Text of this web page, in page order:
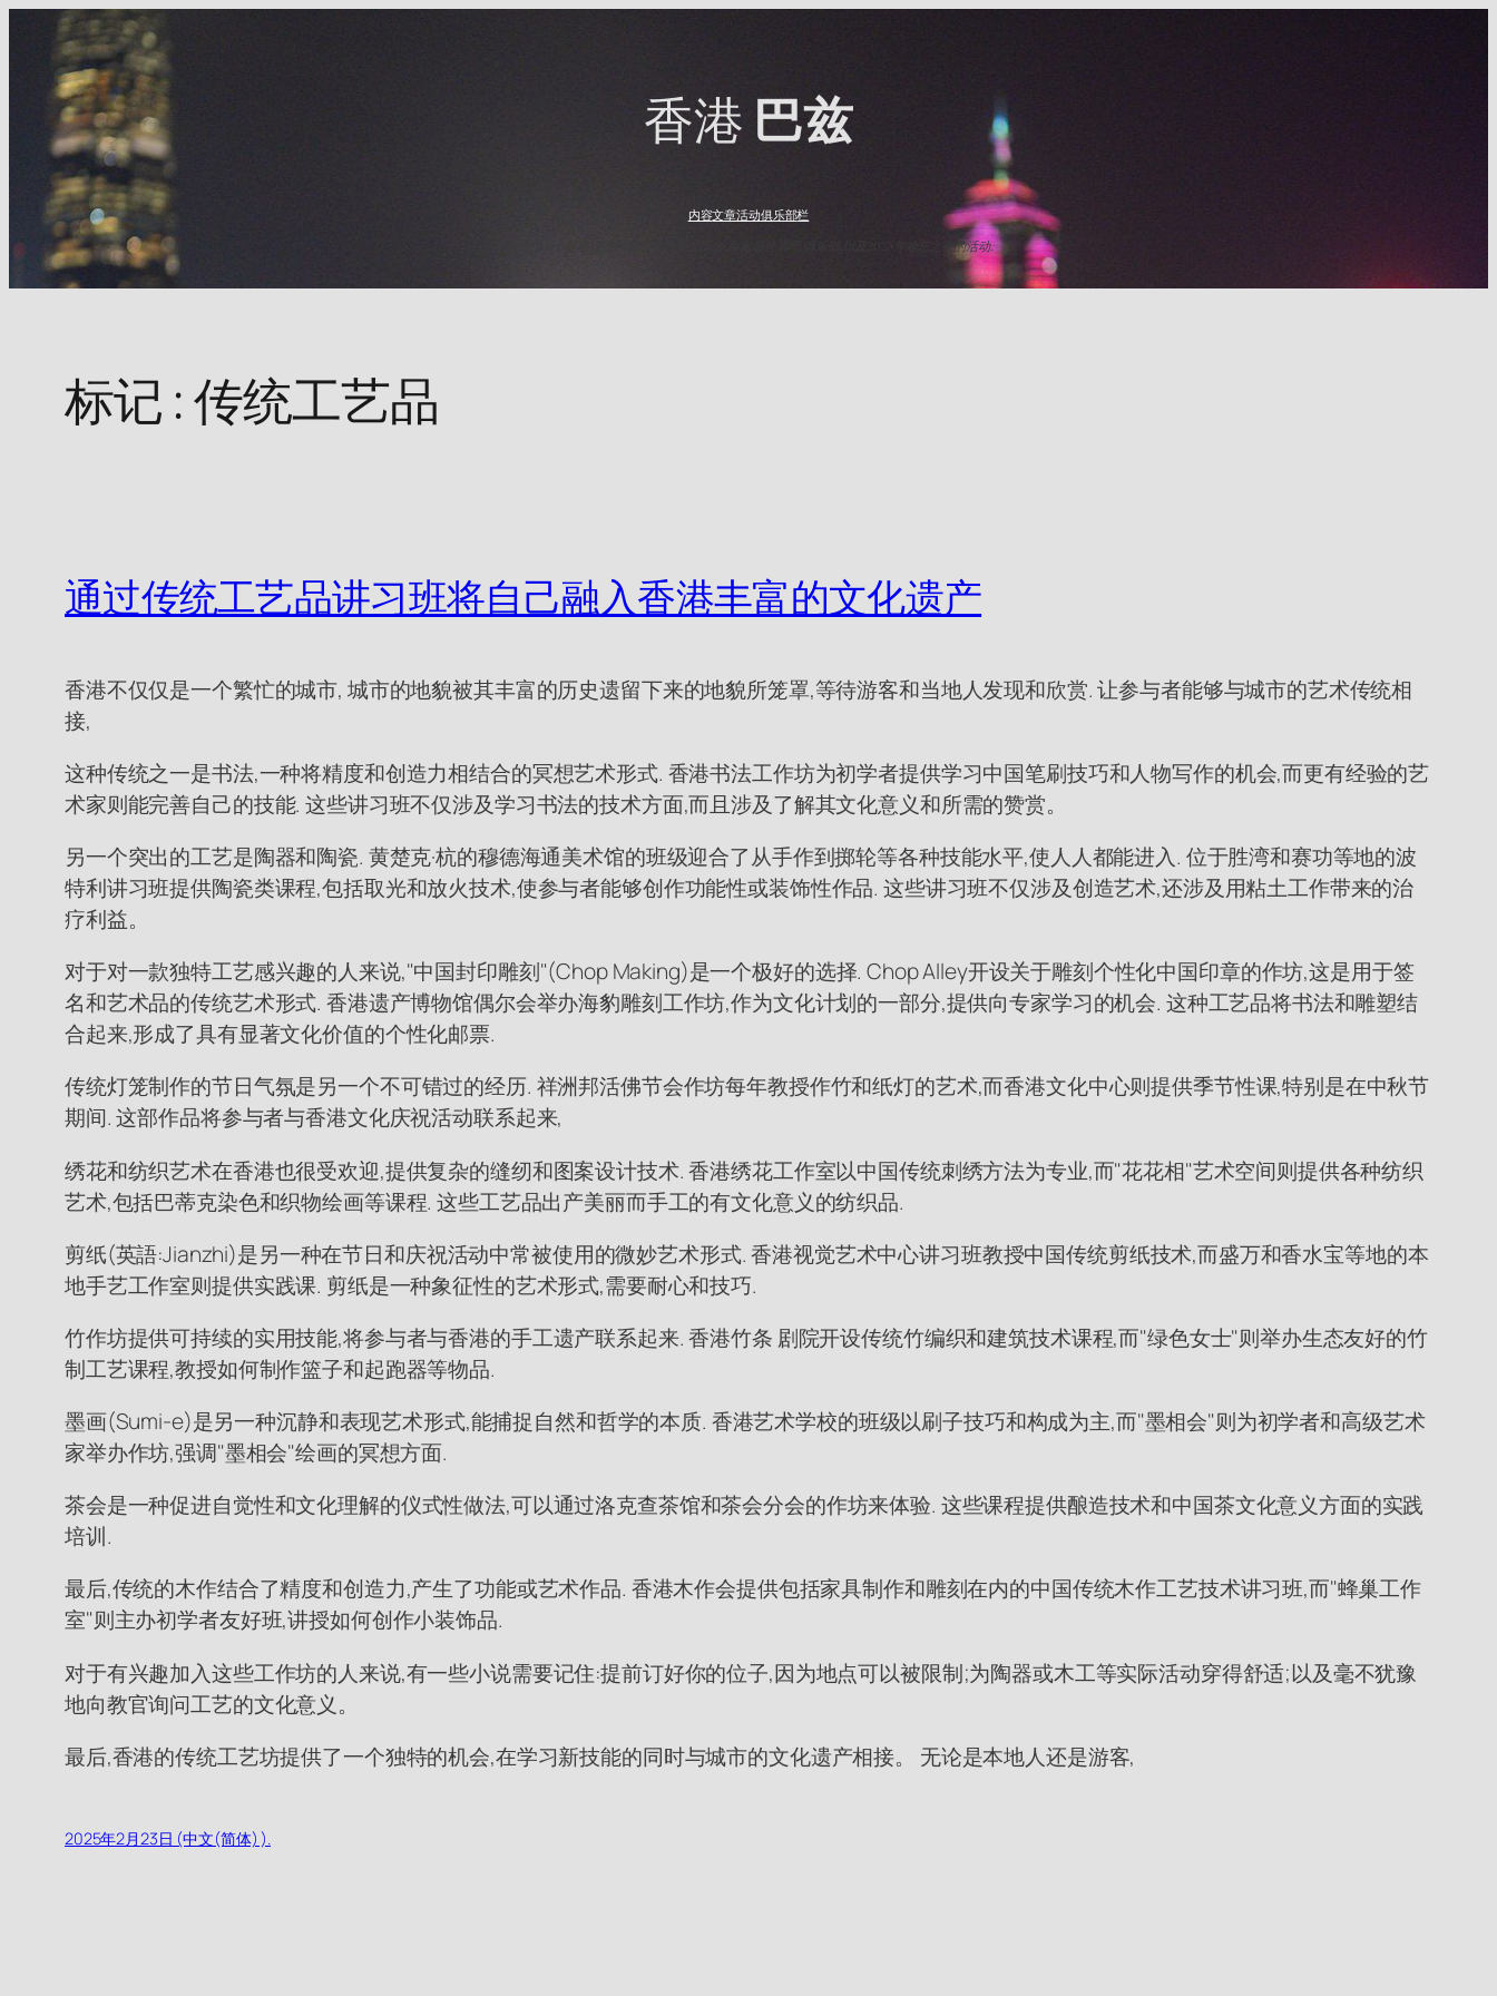
content
香港 巴兹
内容文章活动俱乐部栏
与HK Baz一起发现香港最出名的夜生活点. 探索最佳酒吧,俱乐部,以及2025年难忘之夜的活动.
标记 :传统工艺品
通过传统工艺品讲习班将自己融入香港丰富的文化遗产
香港不仅仅是一个繁忙的城市, 城市的地貌被其丰富的历史遗留下来的地貌所笼罩,等待游客和当地人发现和欣赏. 让参与者能够与城市的艺术传统相
接,
这种传统之一是书法,一种将精度和创造力相结合的冥想艺术形式. 香港书法工作坊为初学者提供学习中国笔刷技巧和人物写作的机会,而更有经验的艺
术家则能完善自己的技能. 这些讲习班不仅涉及学习书法的技术方面,而且涉及了解其文化意义和所需的赞赏。
另一个突出的工艺是陶器和陶瓷. 黄楚克·杭的穆德海通美术馆的班级迎合了从手作到掷轮等各种技能水平,使人人都能进入. 位于胜湾和赛功等地的波
特利讲习班提供陶瓷类课程,包括取光和放火技术,使参与者能够创作功能性或装饰性作品. 这些讲习班不仅涉及创造艺术,还涉及用粘土工作带来的治
疗利益。
对于对一款独特工艺感兴趣的人来说,"中国封印雕刻"(Chop Making)是一个极好的选择. Chop Alley开设关于雕刻个性化中国印章的作坊,这是用于签
名和艺术品的传统艺术形式. 香港遗产博物馆偶尔会举办海豹雕刻工作坊,作为文化计划的一部分,提供向专家学习的机会. 这种工艺品将书法和雕塑结
合起来,形成了具有显著文化价值的个性化邮票.
传统灯笼制作的节日气氛是另一个不可错过的经历. 祥洲邦活佛节会作坊每年教授作竹和纸灯的艺术,而香港文化中心则提供季节性课,特别是在中秋节
期间. 这部作品将参与者与香港文化庆祝活动联系起来,
绣花和纺织艺术在香港也很受欢迎,提供复杂的缝纫和图案设计技术. 香港绣花工作室以中国传统刺绣方法为专业,而"花花相"艺术空间则提供各种纺织
艺术,包括巴蒂克染色和织物绘画等课程. 这些工艺品出产美丽而手工的有文化意义的纺织品.
剪纸(英語:Jianzhi)是另一种在节日和庆祝活动中常被使用的微妙艺术形式. 香港视觉艺术中心讲习班教授中国传统剪纸技术,而盛万和香水宝等地的本
地手艺工作室则提供实践课. 剪纸是一种象征性的艺术形式,需要耐心和技巧.
竹作坊提供可持续的实用技能,将参与者与香港的手工遗产联系起来. 香港竹条 剧院开设传统竹编织和建筑技术课程,而"绿色女士"则举办生态友好的竹
制工艺课程,教授如何制作篮子和起跑器等物品.
墨画(Sumi-e)是另一种沉静和表现艺术形式,能捕捉自然和哲学的本质. 香港艺术学校的班级以刷子技巧和构成为主,而"墨相会"则为初学者和高级艺术
家举办作坊,强调"墨相会"绘画的冥想方面.
茶会是一种促进自觉性和文化理解的仪式性做法,可以通过洛克查茶馆和茶会分会的作坊来体验. 这些课程提供酿造技术和中国茶文化意义方面的实践
培训.
最后,传统的木作结合了精度和创造力,产生了功能或艺术作品. 香港木作会提供包括家具制作和雕刻在内的中国传统木作工艺技术讲习班,而"蜂巢工作
室"则主办初学者友好班,讲授如何创作小装饰品.
对于有兴趣加入这些工作坊的人来说,有一些小说需要记住:提前订好你的位子,因为地点可以被限制;为陶器或木工等实际活动穿得舒适;以及毫不犹豫
地向教官询问工艺的文化意义。
最后,香港的传统工艺坊提供了一个独特的机会,在学习新技能的同时与城市的文化遗产相接。 无论是本地人还是游客,
2025年2月23日 (中文(简体) ).